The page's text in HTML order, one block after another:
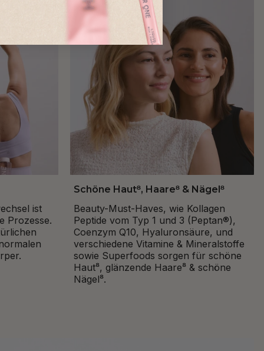
ist
Prozesse.
Schöne Haut⁸, Haare⁸ & Nägel⁸
Beauty-Must-Haves, wie Kollagen
Peptide vom Typ 1 und 3 (Peptan®),
Coenzym Q10, Hyaluronsäure, und
verschiedene Vitamine & Mineralstoffe
sowie Superfoods sorgen für schöne
Haut⁸, glänzende Haare⁸ & schöne
Nägel⁸.